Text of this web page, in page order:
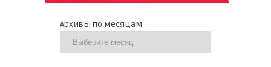
Архивы по месяцам